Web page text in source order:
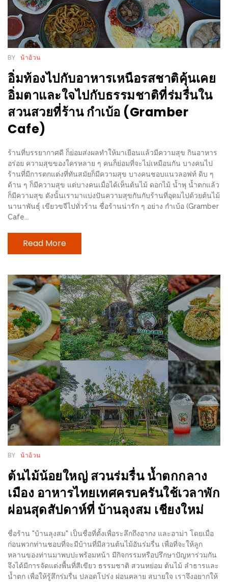
น้า
อ้วน
ครั้ง
ที่
พา
เพื่อน
มา
บน
INSTAGRAM
รวม
โปร
ชั่
นวัน
แห่ง
ชาติ
2557
ร้าน
หมู
กระทะ
ทั่ว
เชียงใหม่
TOP30
ราคา
ไม่
บาท
รีวิว
กับ
วงใน
แจก
ฟรี
BY น้าอ้วน
อิ่มท้องไปกับอาหารเหนือรสชาติคุ้นเคย
อิ่มตาและใจไปกับธรรมชาติที่ร่มรื่นใน
สวนสวยที่ร้าน กำเบ้อ (Gramber
Cafe)
ร้านที่บรรยากาศดี ก็ย่อมส่งผลทำให้มาเยือนแล้วมีความสุข กินอาหาร
อร่อย ความสุขของใครหลาย ๆ คนก็ย่อมที่จะไม่เหมือนกัน บางคนไป
ร้านที่มีการตกแต่งที่ทันสมัยก็มีความสุข บางคนชอบแนวลอฟท์ ดิบ ๆ
ด้าน ๆ ก็มีความสุข แต่บางคนเมื่อได้เห็นต้นไม้ ดอกไม้ น้ำพุ น้ำตกแล้ว
ก็มีความสุข ดังนั้นเรามาแบ่งปันความสุขกันกับร้านที่อุดมไปด้วยต้นไม้
นานาพันธุ์ เขียวขจีไปทั่วร้าน ชื่อร้านน่ารัก ๆ อย่าง กำเบ้อ (Gramber
Cafe...
Read More
BY น้าอ้วน
ต้นไม้น้อยใหญ่ สวนร่มรื่น น้ำตกกลาง
เมือง อาหารไทยเทศครบครันใช้เวลาพัก
ผ่อนสุดสัปดาห์ที่ บ้านลุงสม เชียงใหม่
ชื่อร้าน "บ้านลุงสม" เป็นชื่อที่ตั้งเพื่อระลึกถึงอากง และอาม่า โดยเมื่อ
ก่อนพวกท่านชอบที่จะมีบ้านที่มีสวนต้นไม้อันร่มรื่น เพื่อที่จะให้ลูก
หลานของท่านมาพบปะพร้อมหน้า มีกิจกรรมหรือปรึกษาปัญหาร่วมกัน
จึงได้มีการจัดแต่งพื้นที่สีเขียว ธรรมชาติ สวนหย่อม ต้นไม้ ลำธารและ
น้ำตก เพื่อให้รู้สึกร่มรื่น ปลอดโปร่ง ผ่อนคลาย สบายใจ เราจึงอยากให้